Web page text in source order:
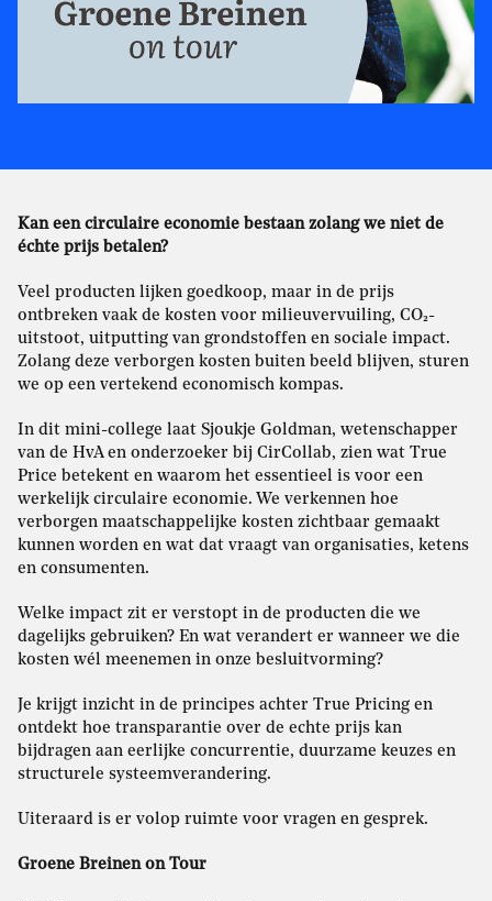
Kan een circulaire economie bestaan zolang we niet de
échte prijs betalen?
Veel producten lijken goedkoop, maar in de prijs
ontbreken vaak de kosten voor milieuvervuiling, CO₂-
uitstoot, uitputting van grondstoffen en sociale impact.
Zolang deze verborgen kosten buiten beeld blijven, sturen
we op een vertekend economisch kompas.
In dit mini-college laat Sjoukje Goldman, wetenschapper
van de HvA en onderzoeker bij CirCollab, zien wat True
Price betekent en waarom het essentieel is voor een
werkelijk circulaire economie. We verkennen hoe
verborgen maatschappelijke kosten zichtbaar gemaakt
kunnen worden en wat dat vraagt van organisaties, ketens
en consumenten.
Welke impact zit er verstopt in de producten die we
dagelijks gebruiken? En wat verandert er wanneer we die
kosten wél meenemen in onze besluitvorming?
Je krijgt inzicht in de principes achter True Pricing en
ontdekt hoe transparantie over de echte prijs kan
bijdragen aan eerlijke concurrentie, duurzame keuzes en
structurele systeemverandering.
Uiteraard is er volop ruimte voor vragen en gesprek.
Groene Breinen on Tour